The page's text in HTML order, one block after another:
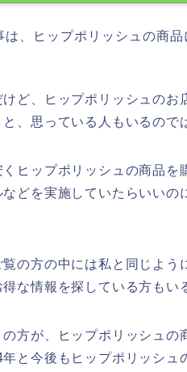
は、ヒップポリッシュの商
ど、ヒップポリッシュのお
、思っている人もいるので
ヒップポリッシュの商品を
どを実施していたらいいの
の方の中には私と同じよう
な情報を探している方もい
方が、ヒップポリッシュの
と今後もヒップポリッシュ